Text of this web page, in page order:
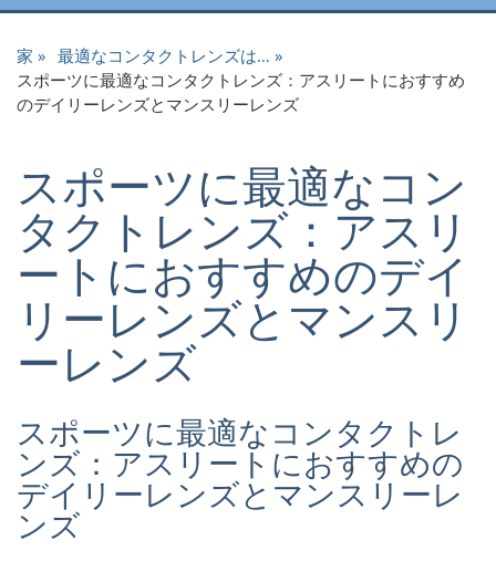
家
最適なコンタクトレンズは…
スポーツに最適なコンタクトレンズ：アスリートにおすすめ
のデイリーレンズとマンスリーレンズ
スポーツに最適なコン
タクトレンズ：アスリ
ートにおすすめのデイ
リーレンズとマンスリ
ーレンズ
スポーツに最適なコンタクトレ
ンズ：アスリートにおすすめの
デイリーレンズとマンスリーレ
ンズ